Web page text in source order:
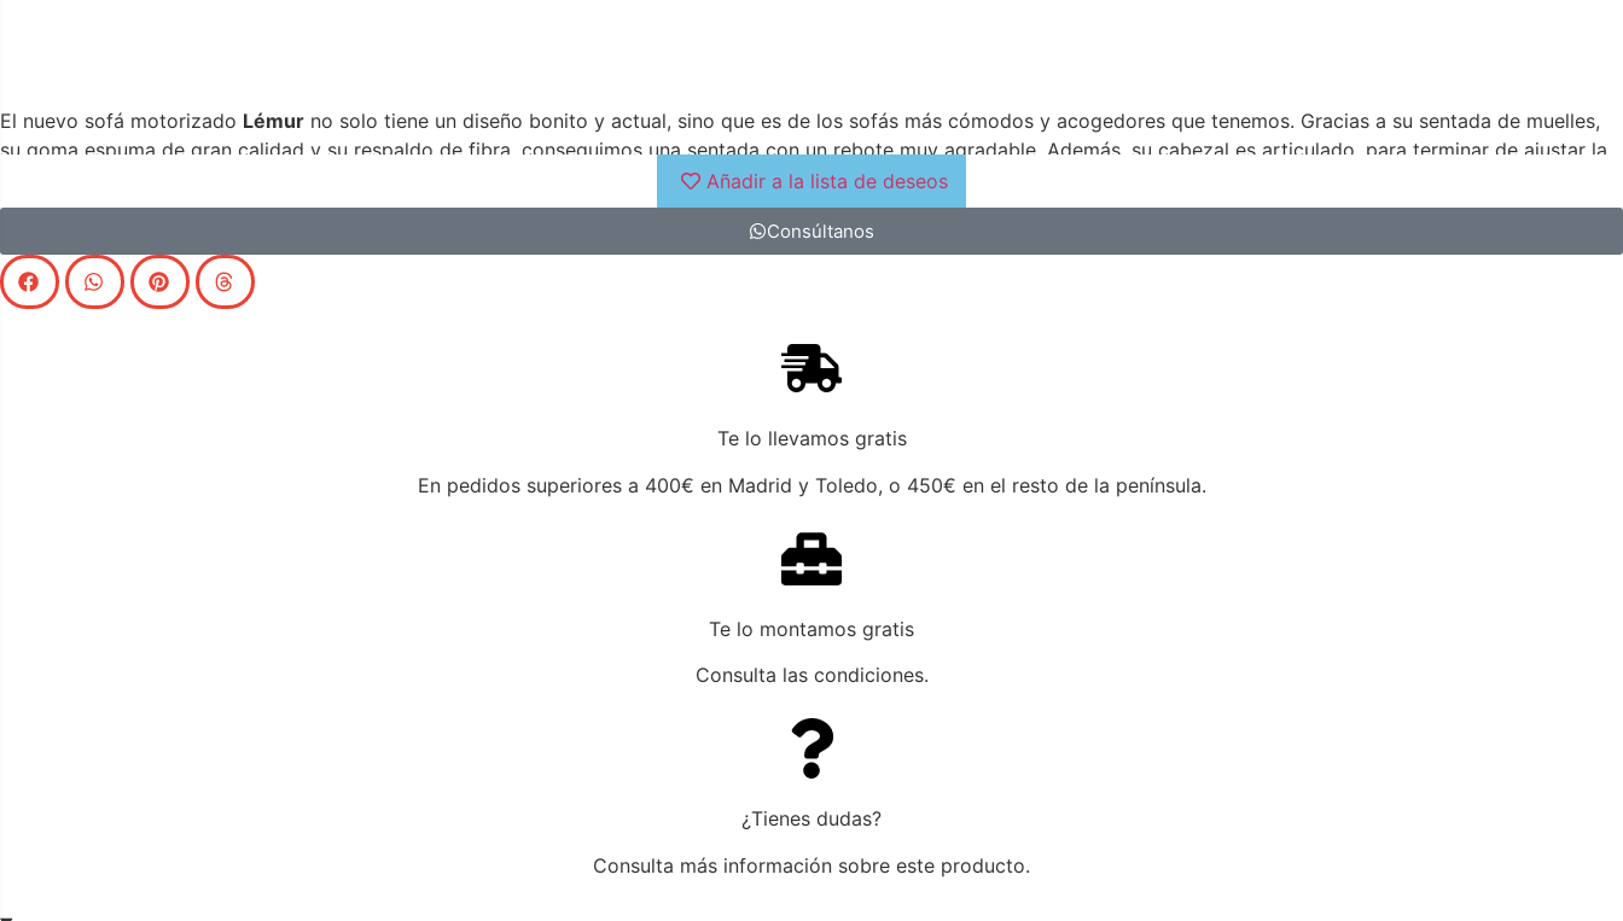
El nuevo sofá motorizado Lémur no solo tiene un diseño bonito y actual, sino que es de los sofás más cómodos y acogedores que tenemos. Gracias a su sentada de muelles,
su goma espuma de gran calidad y su respaldo de fibra, conseguimos una sentada con un rebote muy agradable. Además, su cabezal es articulado, para terminar de ajustar la
Añadir a la lista de deseos
Consúltanos
Te lo llevamos gratis
En pedidos superiores a 400€ en Madrid y Toledo, o 450€ en el resto de la península.
Te lo montamos gratis
Consulta las condiciones.
¿Tienes dudas?
Consulta más información sobre este producto.